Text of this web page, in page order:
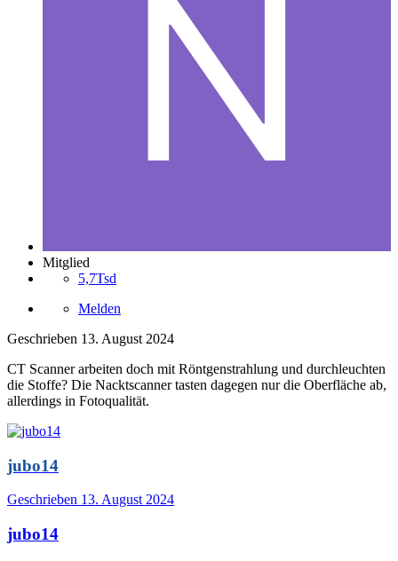
Mitglied
5,7Tsd
Melden
Geschrieben 13. August 2024
CT Scanner arbeiten doch mit Röntgenstrahlung und durchleuchten
die Stoffe? Die Nacktscanner tasten dagegen nur die Oberfläche ab,
allerdings in Fotoqualität.
jubo14
Geschrieben 13. August 2024
jubo14